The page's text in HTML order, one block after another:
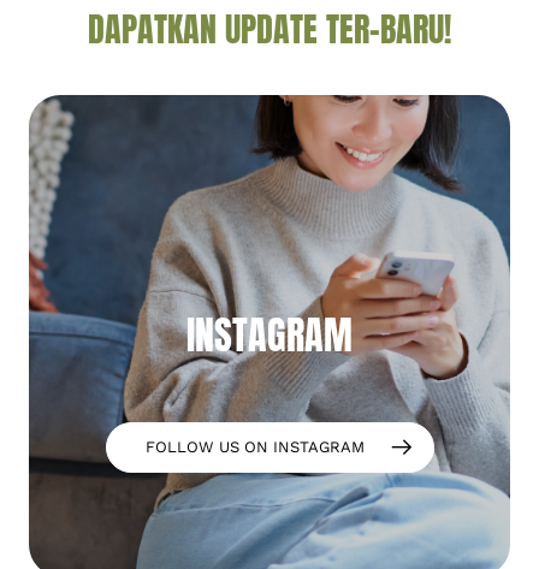
dalam bahasa Indonesia.
DAPATKAN UPDATE TER-BARU!
INSTAGRAM
FOLLOW US ON INSTAGRAM